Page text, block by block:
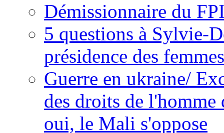
Démissionnaire du
5 questions à Sylvie-
présidence des
Guerre en ukraine/
des droits de
oui, le Mali s'oppose